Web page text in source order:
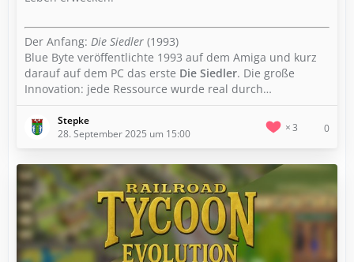
Der Anfang: Die Siedler (1993)
Blue Byte veröffentlichte 1993 auf dem Amiga und kurz
darauf auf dem PC das erste Die Siedler. Die große
Innovation: jede Ressource wurde real durch…
Stepke
28. September 2025 um 15:00
3 0